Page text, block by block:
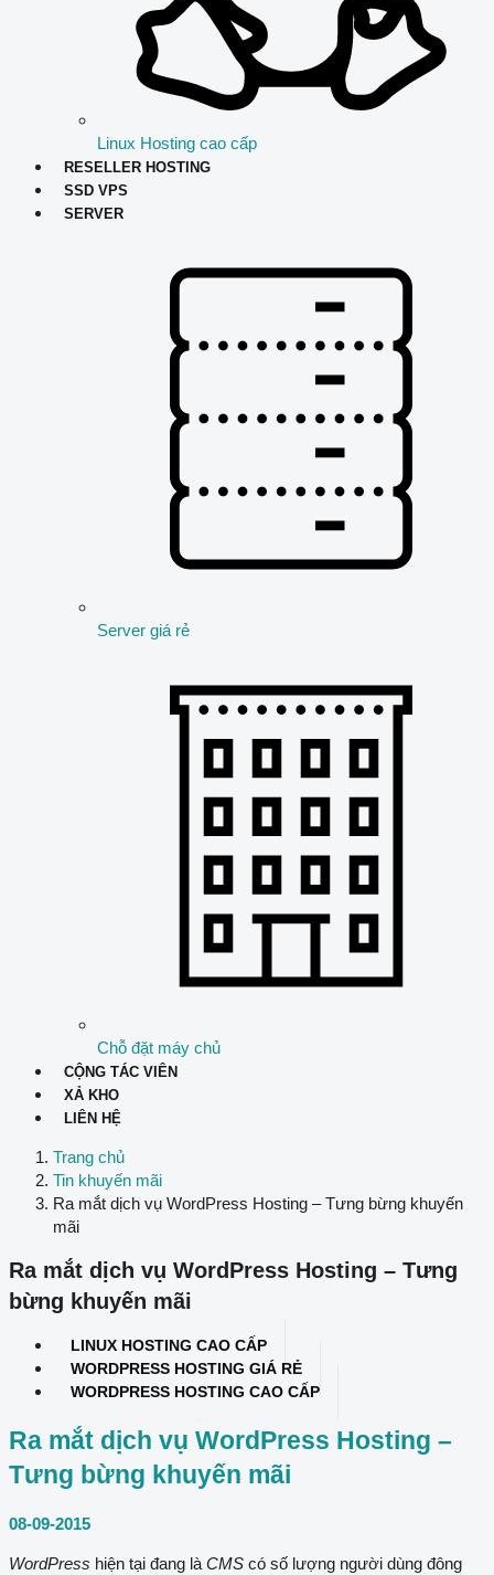
Linux Hosting cao cấp
RESELLER HOSTING
SSD VPS
SERVER
Server giá rẻ
Chỗ đặt máy chủ
CỘNG TÁC VIÊN
XẢ KHO
LIÊN HỆ
Trang chủ
Tin khuyến mãi
Ra mắt dịch vụ WordPress Hosting – Tưng bừng khuyến
mãi
Ra mắt dịch vụ WordPress Hosting – Tưng
bừng khuyến mãi
LINUX HOSTING CAO CẤP
WORDPRESS HOSTING GIÁ RẺ
WORDPRESS HOSTING CAO CẤP
Ra mắt dịch vụ WordPress Hosting –
Tưng bừng khuyến mãi
08-09-2015
WordPress hiện tại đang là CMS có số lượng người dùng đông